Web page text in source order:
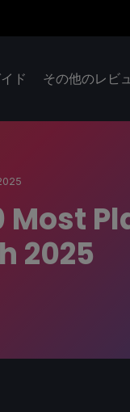
ド その他のレビ
2025